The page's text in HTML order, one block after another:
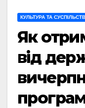
КУЛЬТУРА ТА
Як
від